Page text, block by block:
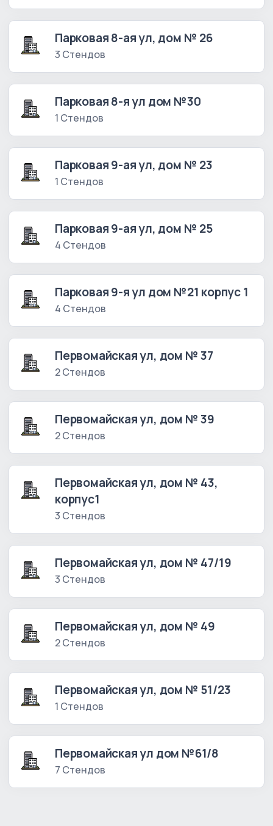
Парковая 8-ая ул, дом № 26
3 Стендов
Парковая 8-я ул дом №30
1 Стендов
Парковая 9-ая ул, дом № 23
1 Стендов
Парковая 9-ая ул, дом № 25
4 Стендов
Парковая 9-я ул дом №21 корпус 1
4 Стендов
Первомайская ул, дом № 37
2 Стендов
Первомайская ул, дом № 39
2 Стендов
Первомайская ул, дом № 43,
корпус1
3 Стендов
Первомайская ул, дом № 47/19
3 Стендов
Первомайская ул, дом № 49
2 Стендов
Первомайская ул, дом № 51/23
1 Стендов
Первомайская ул дом №61/8
7 Стендов